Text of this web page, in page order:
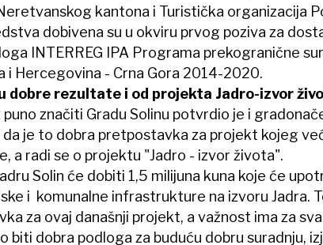
kantona i Turistička organizacija
dobivena su u okviru prvog poziva za
INTERREG IPA Programa prekogranične
i Hercegovina - Crna Gora 2014-2020.
dobre rezultate i od projekta Jadro-izvor
značiti Gradu Solinu potvrdio je i
je to dobra pretpostavka za projekt kojeg
a radi se o projektu "Jadro - izvor života".
Solin će dobiti 1,5 milijuna kuna koje će
i komunalne infrastrukture na izvoru Jadra.
za ovaj današnji projekt, a važnost ima za
biti dobra podloga za buduću dobru suradnju,